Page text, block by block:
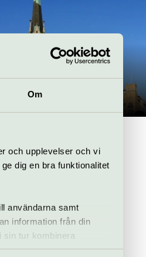
Om
och upplevelser och vi
dig en bra funktionalitet
användarna samt
information från din
sin tur kombinera
har använt deras tjänster.